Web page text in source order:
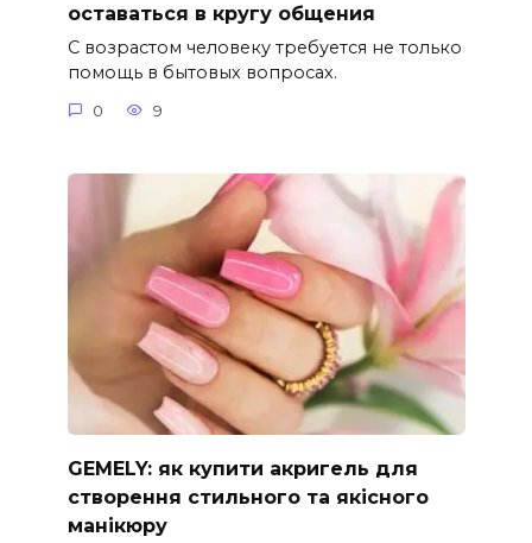
оставаться в кругу общения
С возрастом человеку требуется не только
помощь в бытовых вопросах.
0 9
GEMELY: як купити акригель для
створення стильного та якісного
манікюру